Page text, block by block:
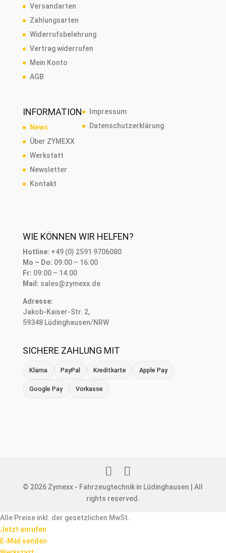
Versandarten
Zahlungsarten
Widerrufsbelehrung
Vertrag widerrufen
Mein Konto
AGB
INFORMATION
News
Über ZYMEXX
Werkstatt
Newsletter
Kontakt
Impressum
Datenschutzerklärung
WIE KÖNNEN WIR HELFEN?
Hotline: +49 (0) 2591 9706080
Mo – Do: 09:00 – 16:00
Fr: 09:00 – 14:00
Mail: sales@zymexx.de
Adresse:
Jakob-Kaiser-Str. 2,
59348 Lüdinghausen/NRW
SICHERE ZAHLUNG MIT
Klarna PayPal Kreditkarte Apple Pay
Google Pay Vorkasse
© 2026 Zymexx - Fahrzeugtechnik in Lüdinghausen | All
rights reserved.
Alle Preise inkl. der gesetzlichen MwSt.
Jetzt anrufen
E-Mail senden